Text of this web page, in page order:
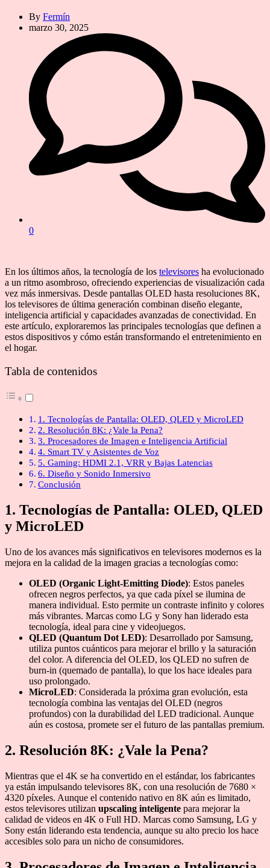
By Fermín
marzo 30, 2025
0
En los últimos años, la tecnología de los televisores ha evolucionado
a un ritmo asombroso, ofreciendo experiencias de visualización cada
vez más inmersivas. Desde pantallas OLED hasta resoluciones 8K,
los televisores de última generación combinan diseño elegante,
inteligencia artificial y capacidades avanzadas de conectividad. En
este artículo, exploraremos las principales tecnologías que definen a
estos dispositivos y cómo están transformando el entretenimiento en
el hogar.
Tabla de contenidos
1. Tecnologías de Pantalla: OLED, QLED y MicroLED
2. Resolución 8K: ¿Vale la Pena?
3. Procesadores de Imagen e Inteligencia Artificial
4. Smart TV y Asistentes de Voz
5. Gaming: HDMI 2.1, VRR y Bajas Latencias
6. Diseño y Sonido Inmersivo
Conclusión
1. Tecnologías de Pantalla: OLED, QLED
y MicroLED
Uno de los avances más significativos en televisores modernos es la
mejora en la calidad de la imagen gracias a tecnologías como:
OLED (Organic Light-Emitting Diode): Estos paneles
ofrecen negros perfectos, ya que cada píxel se ilumina de
manera individual. Esto permite un contraste infinito y colores
más vibrantes. Marcas como LG y Sony han liderado esta
tecnología, ideal para cine y videojuegos.
QLED (Quantum Dot LED): Desarrollado por Samsung,
utiliza puntos cuánticos para mejorar el brillo y la saturación
del color. A diferencia del OLED, los QLED no sufren de
burn-in (quemado de pantalla), lo que los hace ideales para
uso prolongado.
MicroLED: Considerada la próxima gran evolución, esta
tecnología combina las ventajas del OLED (negros
profundos) con la durabilidad del LED tradicional. Aunque
aún es costosa, promete ser el futuro de las pantallas premium.
2. Resolución 8K: ¿Vale la Pena?
Mientras que el 4K se ha convertido en el estándar, los fabricantes
ya están impulsando televisores 8K, con una resolución de 7680 ×
4320 píxeles. Aunque el contenido nativo en 8K aún es limitado,
estos televisores utilizan upscaling inteligente para mejorar la
calidad de videos en 4K o Full HD. Marcas como Samsung, LG y
Sony están liderando esta tendencia, aunque su alto precio los hace
accesibles solo para un nicho de consumidores.